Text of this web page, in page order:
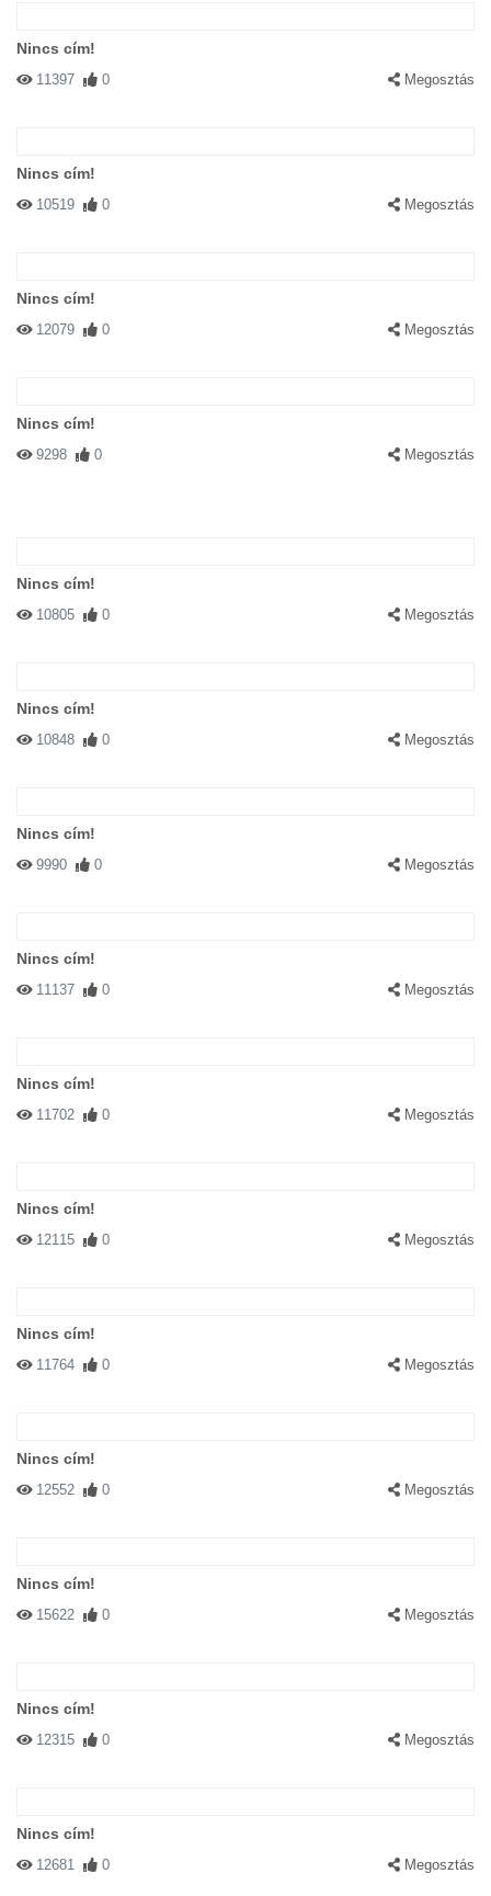
Nincs cím!
11397 0 Megosztás
Nincs cím!
10519 0 Megosztás
Nincs cím!
12079 0 Megosztás
Nincs cím!
9298 0 Megosztás
Nincs cím!
10805 0 Megosztás
Nincs cím!
10848 0 Megosztás
Nincs cím!
9990 0 Megosztás
Nincs cím!
11137 0 Megosztás
Nincs cím!
11702 0 Megosztás
Nincs cím!
12115 0 Megosztás
Nincs cím!
11764 0 Megosztás
Nincs cím!
12552 0 Megosztás
Nincs cím!
15622 0 Megosztás
Nincs cím!
12315 0 Megosztás
Nincs cím!
12681 0 Megosztás